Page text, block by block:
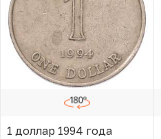
1 доллар 1994 года